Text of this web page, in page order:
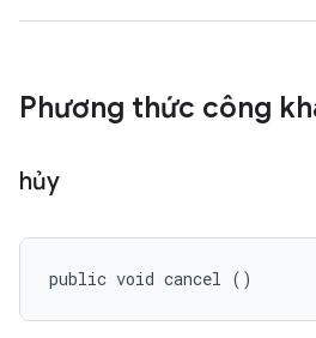
Phương thức công
hủy
public void cancel ()